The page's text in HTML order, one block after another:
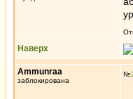
Наверх
Ammunraa
заблокирована
№